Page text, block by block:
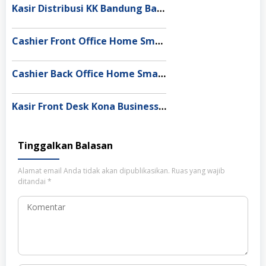
Kasir Distribusi KK Bandung Barat
Cashier Front Office Home Smart Medan
Cashier Back Office Home Smart Medan
Kasir Front Desk Kona Business Group
Tinggalkan Balasan
Alamat email Anda tidak akan dipublikasikan. Ruas yang wajib
ditandai *